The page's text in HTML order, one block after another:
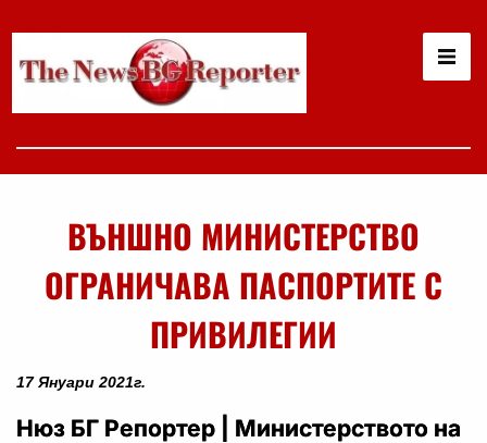
ВЪНШНО МИНИСТЕРСТВО
ОГРАНИЧАВА ПАСПОРТИТЕ С
ПРИВИЛЕГИИ
17 Януари 2021г.
Нюз БГ Репортер | Министерството на